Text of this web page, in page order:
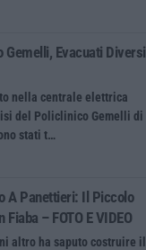
Evacuati Diversi
nella centrale elettrica
del Policlinico Gemelli di
stati t…
A Panettieri: Il Piccolo
– FOTO E VIDEO
altro ha saputo costruire il